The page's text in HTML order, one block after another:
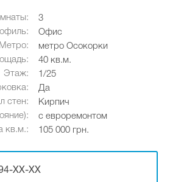
3
Офис
Метро:
метро Осокорки
40 кв.м.
Этаж:
1/25
Да
стен:
Кирпич
с евроремонтом
кв.м.:
105 000 грн.
XX-XX